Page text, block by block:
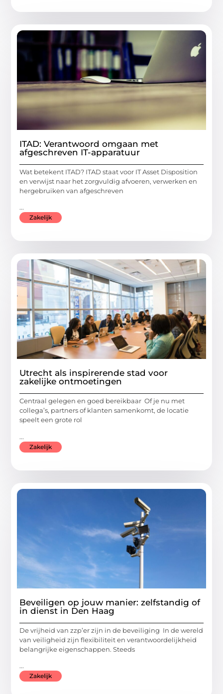
ITAD: Verantwoord omgaan met
afgeschreven IT-apparatuur
Wat betekent ITAD? ITAD staat voor IT Asset Disposition
en verwijst naar het zorgvuldig afvoeren, verwerken en
hergebruiken van afgeschreven
...
Zakelijk
Utrecht als inspirerende stad voor
zakelijke ontmoetingen
Centraal gelegen en goed bereikbaar Of je nu met
collega’s, partners of klanten samenkomt, de locatie
speelt een grote rol
...
Zakelijk
Beveiligen op jouw manier: zelfstandig of
in dienst in Den Haag
De vrijheid van zzp’er zijn in de beveiliging In de wereld
van veiligheid zijn flexibiliteit en verantwoordelijkheid
belangrijke eigenschappen. Steeds
...
Zakelijk